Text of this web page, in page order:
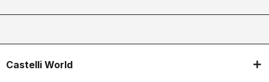
Castelli World